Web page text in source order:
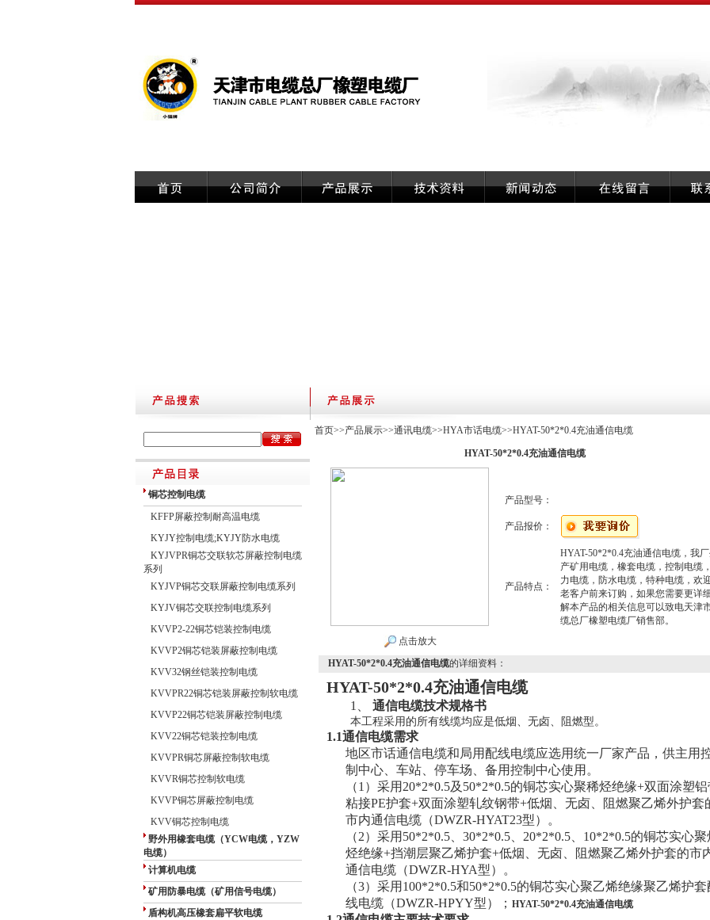
铜芯控制电缆
KFFP屏蔽控制耐高温电缆
KYJY控制电缆;KYJY防水电缆
KYJVPR铜芯交联软芯屏蔽控制电缆
系列
KYJVP铜芯交联屏蔽控制电缆系列
KYJV铜芯交联控制电缆系列
KVVP2-22铜芯铠装控制电缆
KVVP2铜芯铠装屏蔽控制电缆
KVV32钢丝铠装控制电缆
KVVPR22铜芯铠装屏蔽控制软电缆
KVVP22铜芯铠装屏蔽控制电缆
KVV22铜芯铠装控制电缆
KVVPR铜芯屏蔽控制软电缆
KVVR铜芯控制软电缆
KVVP铜芯屏蔽控制电缆
KVV铜芯控制电缆
野外用橡套电缆（YCW电缆，YZW
电缆）
计算机电缆
矿用防暴电缆（矿用信号电缆）
盾构机高压橡套扁平软电缆
首页>>产品展示>>通讯电缆>>HYA市话电缆>>HYAT-50*2*0.4充油通信电缆
HYAT-50*2*0.4充油通信电缆
点击放大
产品型号：
产品报价：
产品特点：
HYAT-50*2*0.4充油通信电缆，我
产矿用电缆，橡套电缆，控制电缆
力电缆，防水电缆，特种电缆，欢
老客户前来订购，如果您需要更详
解本产品的相关信息可以致电天津
缆总厂橡塑电缆厂销售部。
HYAT-50*2*0.4充油通信电缆的详细资料：
HYAT-50*2*0.4充油通信电缆
1、 通信电缆技术规格书
本工程采用的所有线缆均应是低烟、无卤、阻燃型。
1.1通信电缆需求
地区市话通信电缆和局用配线电缆应选用统一厂家产品，供主用
制中心、车站、停车场、备用控制中心使用。
（1）采用20*2*0.5及50*2*0.5的铜芯实心聚稀烃绝缘+双面涂塑
粘接PE护套+双面涂塑轧纹钢带+低烟、无卤、阻燃聚乙烯外护套
市内通信电缆（DWZR-HYAT23型）。
（2）采用50*2*0.5、30*2*0.5、20*2*0.5、10*2*0.5的铜芯实心聚
烃绝缘+挡潮层聚乙烯护套+低烟、无卤、阻燃聚乙烯外护套的市
通信电缆（DWZR-HYA型）。
（3）采用100*2*0.5和50*2*0.5的铜芯实心聚乙烯绝缘聚乙烯护套
线电缆（DWZR-HPYY型）； HYAT-50*2*0.4充油通信电缆